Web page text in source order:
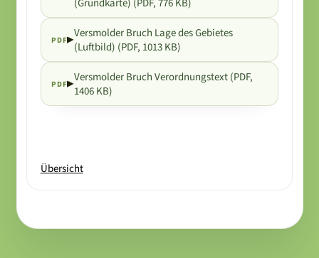
(Grundkarte) (PDF, 776 KB)
PDF
Versmolder Bruch Lage des Gebietes
(Luftbild) (PDF, 1013 KB)
PDF
Versmolder Bruch Verordnungstext (PDF,
1406 KB)
Übersicht